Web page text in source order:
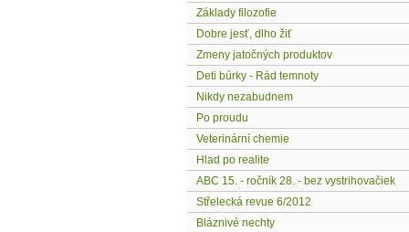
Základy filozofie
Dobre jesť, dlho žiť
Zmeny jatočných produktov
Deti búrky - Rád temnoty
Nikdy nezabudnem
Po proudu
Veterinární chemie
Hlad po realite
ABC 15. - ročník 28. - bez vystrihovačiek
Střelecká revue 6/2012
Bláznivé nechty